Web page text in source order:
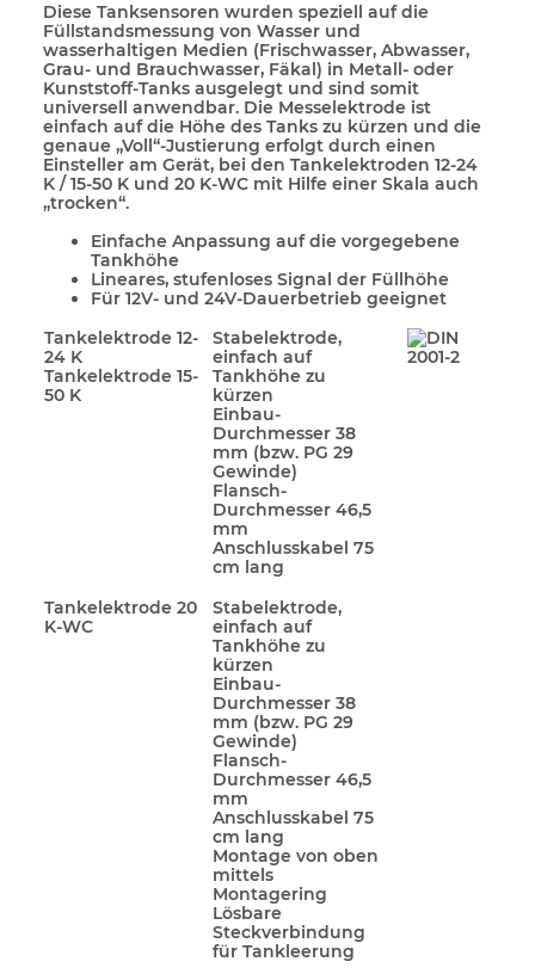
Diese Tanksensoren wurden speziell auf die
Füllstandsmessung von Wasser und
wasserhaltigen Medien (Frischwasser, Abwasser,
Grau- und Brauchwasser, Fäkal) in Metall- oder
Kunststoff-Tanks ausgelegt und sind somit
universell anwendbar. Die Messelektrode ist
einfach auf die Höhe des Tanks zu kürzen und die
genaue „Voll“-Justierung erfolgt durch einen
Einsteller am Gerät, bei den Tankelektroden 12-24
K / 15-50 K und 20 K-WC mit Hilfe einer Skala auch
„trocken“.
Einfache Anpassung auf die vorgegebene
Tankhöhe
Lineares, stufenloses Signal der Füllhöhe
Für 12V- und 24V-Dauerbetrieb geeignet
Tankelektrode 12-
24 K
Tankelektrode 15-
50 K
Stabelektrode,
einfach auf
Tankhöhe zu
kürzen
Einbau-
Durchmesser 38
mm (bzw. PG 29
Gewinde)
Flansch-
Durchmesser 46,5
mm
Anschlusskabel 75
cm lang
Tankelektrode 20
K-WC
Stabelektrode,
einfach auf
Tankhöhe zu
kürzen
Einbau-
Durchmesser 38
mm (bzw. PG 29
Gewinde)
Flansch-
Durchmesser 46,5
mm
Anschlusskabel 75
cm lang
Montage von oben
mittels
Montagering
Lösbare
Steckverbindung
für Tankleerung